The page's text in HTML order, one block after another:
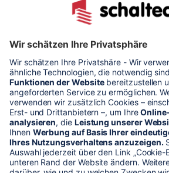
Kundenmeinungen
* Alle Preise verstehen sich zzgl.